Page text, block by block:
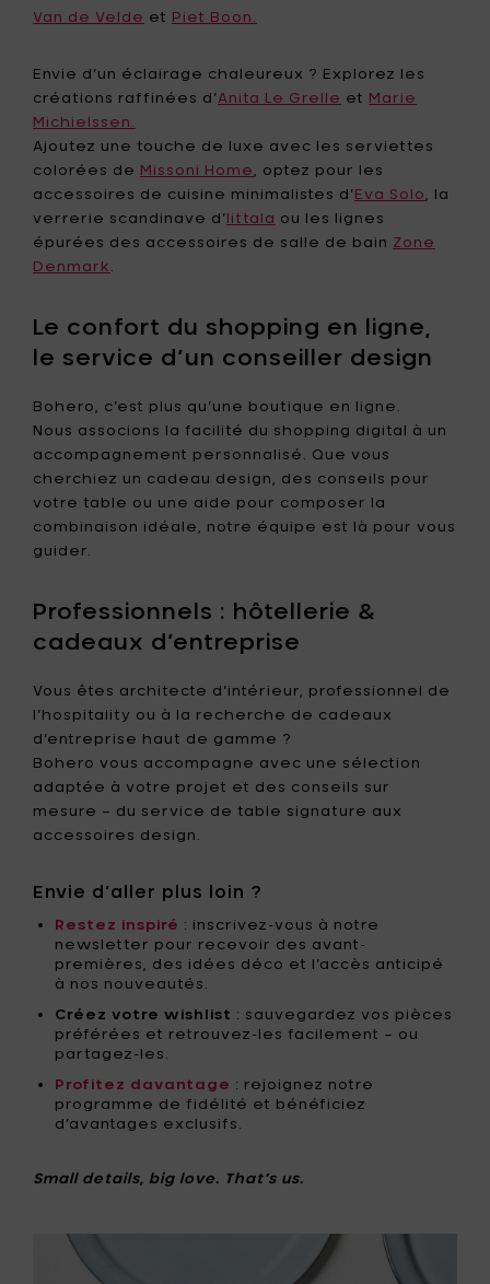
Van de Velde et Piet Boon.
Envie d’un éclairage chaleureux ? Explorez les
créations raffinées d’Anita Le Grelle et Marie
Michielssen.
Ajoutez une touche de luxe avec les serviettes
colorées de Missoni Home
, optez pour les
accessoires de cuisine minimalistes d’Eva Solo
, la
verrerie scandinave d’Iittala ou les lignes
épurées des accessoires de salle de bain Zone
Denmark
Le confort du shopping en ligne,
le service d’un conseiller design
Bohero, c’est plus qu’une boutique en ligne.
Nous associons la facilité du shopping digital à un
accompagnement personnalisé. Que vous
cherchiez un cadeau design, des conseils pour
votre table ou une aide pour composer la
combinaison idéale, notre équipe est là pour vous
guider.
Professionnels : hôtellerie &
cadeaux d’entreprise
Vous êtes architecte d’intérieur, professionnel de
l’hospitality ou à la recherche de cadeaux
d’entreprise haut de gamme ?
Bohero vous accompagne avec une sélection
adaptée à votre projet et des conseils sur
mesure – du service de table signature aux
accessoires design.
Envie d’aller plus loin ?
Restez inspiré : inscrivez-vous à notre
newsletter pour recevoir des avant-
premières, des idées déco et l’accès anticipé
à nos nouveautés.
Créez votre wishlist : sauvegardez vos pièces
préférées et retrouvez-les facilement – ou
partagez-les.
Profitez davantage : rejoignez notre
programme de fidélité et bénéficiez
d’avantages exclusifs.
Small details, big love. That’s us.